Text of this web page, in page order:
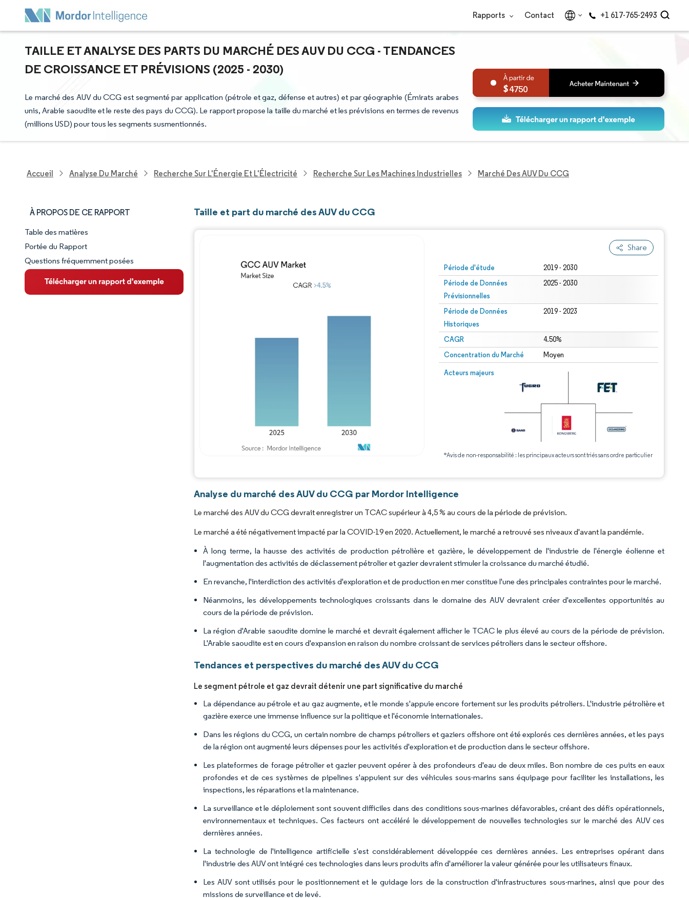
Rapports Contact +1 617-765-2493
TAILLE ET ANALYSE DES PARTS DU MARCHÉ DES AUV DU CCG - TENDANCES
DE CROISSANCE ET PRÉVISIONS (2025 - 2030)
Le marché des AUV du CCG est segmenté par application (pétrole et gaz, défense et autres) et par géographie (Émirats arabes
unis, Arabie saoudite et le reste des pays du CCG). Le rapport propose la taille du marché et les prévisions en termes de revenus
(millions USD) pour tous les segments susmentionnés.
4750
Accueil Analyse Du Marché Recherche Sur L'Énergie Et L'Électricité Recherche Sur Les Machines Industrielles Marché Des AUV Du CCG
À PROPOS DE CE RAPPORT
Aperçu du marché
VUE D’ENSEMBLE DU MARCHÉ
Principales tendances du marché
Table des matières
Portée du Rapport
Questions fréquemment posées
Taille et part du marché des AUV du CCG
Share
Période d'étude 2019 - 2030
Période de Données
Prévisionnelles
2025 - 2030
Période de Données
Historiques
2019 - 2023
CAGR 4.50%
Concentration du Marché Moyen
Acteurs majeurs
*Avis de non-responsabilité : les principaux acteurs sont triés sans ordre particulier
Analyse du marché des AUV du CCG par Mordor Intelligence
Le marché des AUV du CCG devrait enregistrer un TCAC supérieur à 4,5 % au cours de la période de prévision.
Le marché a été négativement impacté par la COVID-19 en 2020. Actuellement, le marché a retrouvé ses niveaux d'avant la pandémie.
À long terme, la hausse des activités de production pétrolière et gazière, le développement de l'industrie de l'énergie éolienne et
l'augmentation des activités de déclassement pétrolier et gazier devraient stimuler la croissance du marché étudié.
En revanche, l'interdiction des activités d'exploration et de production en mer constitue l'une des principales contraintes pour le marché.
Néanmoins, les développements technologiques croissants dans le domaine des AUV devraient créer d'excellentes opportunités au
cours de la période de prévision.
La région d'Arabie saoudite domine le marché et devrait également afficher le TCAC le plus élevé au cours de la période de prévision.
L'Arabie saoudite est en cours d'expansion en raison du nombre croissant de services pétroliers dans le secteur offshore.
Tendances et perspectives du marché des AUV du CCG
Le segment pétrole et gaz devrait détenir une part significative du marché
La dépendance au pétrole et au gaz augmente, et le monde s'appuie encore fortement sur les produits pétroliers. L'industrie pétrolière et
gazière exerce une immense influence sur la politique et l'économie internationales.
Dans les régions du CCG, un certain nombre de champs pétroliers et gaziers offshore ont été explorés ces dernières années, et les pays
de la région ont augmenté leurs dépenses pour les activités d'exploration et de production dans le secteur offshore.
Les plateformes de forage pétrolier et gazier peuvent opérer à des profondeurs d'eau de deux miles. Bon nombre de ces puits en eaux
profondes et de ces systèmes de pipelines s'appuient sur des véhicules sous-marins sans équipage pour faciliter les installations, les
inspections, les réparations et la maintenance.
La surveillance et le déploiement sont souvent difficiles dans des conditions sous-marines défavorables, créant des défis opérationnels,
environnementaux et techniques. Ces facteurs ont accéléré le développement de nouvelles technologies sur le marché des AUV ces
dernières années.
La technologie de l'intelligence artificielle s'est considérablement développée ces dernières années. Les entreprises opérant dans
l'industrie des AUV ont intégré ces technologies dans leurs produits afin d'améliorer la valeur générée pour les utilisateurs finaux.
Les AUV sont utilisés pour le positionnement et le guidage lors de la construction d'infrastructures sous-marines, ainsi que pour des
missions de surveillance et de levé.